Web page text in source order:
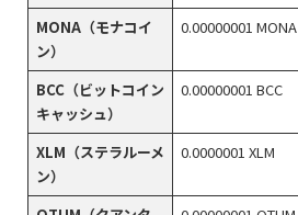
MONA（モナコイ
ン）
0.00000001 MONA
BCC（ビットコイン
キャッシュ）
0.00000001 BCC
XLM（ステラルーメ
ン）
0.0000001 XLM